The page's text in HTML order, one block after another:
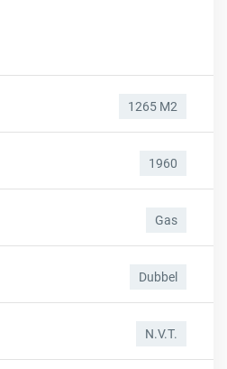
1265 M2
1960
Gas
Dubbel
N.v.t.